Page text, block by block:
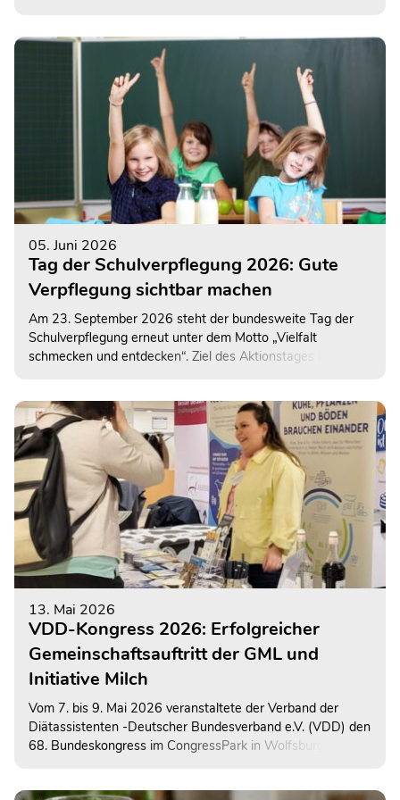
gesundheitsfördernden gleichermaßen auch
krankmachende Bakterien enthalten sein. Daher rät das
Bundesinstitut für Risikobewertung (BfR) von dem Verzehr
von Rohmilch vor allem für vulnerable Bevölkerungsgruppen
05. Juni 2026
Tag der Schulverpflegung 2026: Gute
Verpflegung sichtbar machen
Am 23. September 2026 steht der bundesweite Tag der
Schulverpflegung erneut unter dem Motto „Vielfalt
schmecken und entdecken“. Ziel des Aktionstages ist es, die
gelungene Beispiele aus der Praxis sichtbar zu machen.
13. Mai 2026
VDD-Kongress 2026: Erfolgreicher
Gemeinschaftsauftritt der GML und
Initiative Milch
Vom 7. bis 9. Mai 2026 veranstaltete der Verband der
Diätassistenten -Deutscher Bundesverband e.V. (VDD) den
68. Bundeskongress im CongressPark in Wolfsburg. Die